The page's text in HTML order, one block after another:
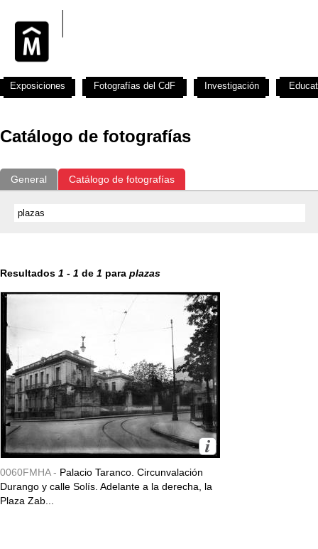
Catálogo de fotografías
General Catálogo de fotografías
Resultados 1 - 1 de 1 para plazas
0060FMHA - Palacio Taranco. Circunvalación
Durango y calle Solís. Adelante a la derecha, la
Plaza Zab...
Exposiciones Fotografías del CdF Investigación